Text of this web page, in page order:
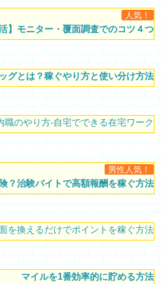
人気！
活】モニター・覆面調査でのコツ４つ
グとは？稼ぐやり方と使い分け方法
職のやり方-自宅でできる在宅ワーク
男性人気！
？治験バイトで高額報酬を稼ぐ方法
を換えるだけでポイントを稼ぐ方法
マイルを1番効率的に貯める方法